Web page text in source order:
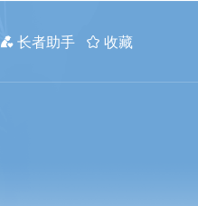
 长者助手  收藏